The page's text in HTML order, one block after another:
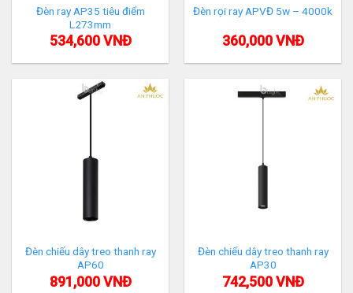
Đèn ray AP35 tiêu điểm
L273mm
534,600VNĐ
Đèn rọi ray APVĐ 5w – 4000k
360,000VNĐ
Đèn chiếu dây treo thanh ray
AP60
891,000VNĐ
Đèn chiếu dây treo thanh ray
AP30
742,500VNĐ